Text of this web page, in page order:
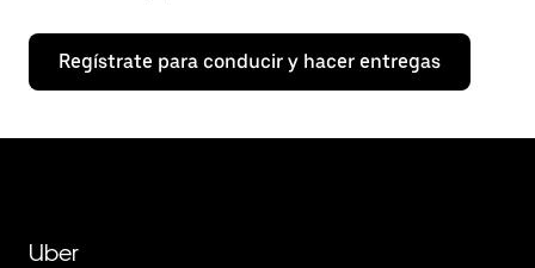
Regístrate para conducir y hacer entregas
Uber